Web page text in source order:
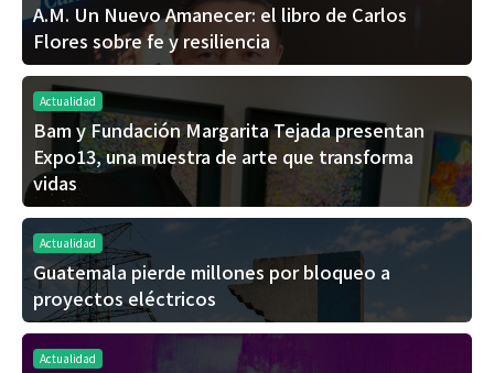
A.M. Un Nuevo Amanecer: el libro de Carlos
Flores sobre fe y resiliencia
Actualidad
Bam y Fundación Margarita Tejada presentan
Expo13, una muestra de arte que transforma
vidas
Actualidad
Guatemala pierde millones por bloqueo a
proyectos eléctricos
Actualidad